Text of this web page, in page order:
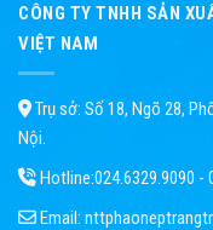
CÔNG TY TNHH SẢN
VIỆT NAM
Trụ sở: Số 18, Ngõ 28,
Nội.
Hotline:024.6329.9090 -
Email: